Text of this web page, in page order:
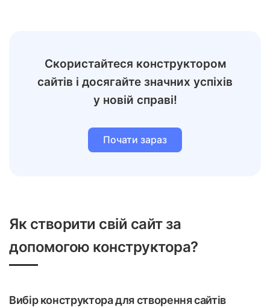
Скористайтеся конструктором
сайтів і досягайте значних успіхів
у новій справі!
Почати зараз
Як створити свій сайт за
допомогою конструктора?
Вибір конструктора для створення сайтів